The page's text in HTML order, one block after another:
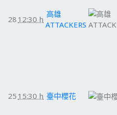
28 12:30 h
高雄
ATTACKERS
25 15:30 h 臺中櫻花